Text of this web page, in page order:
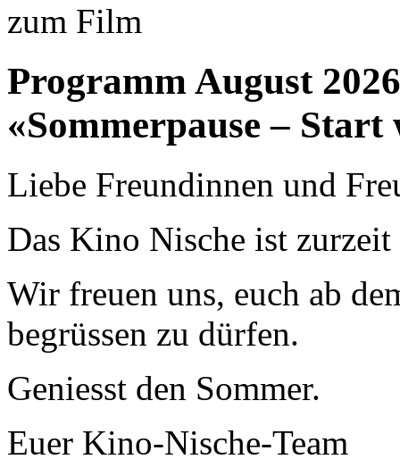
zum Film
Programm August 2026
«Sommerpause – Start
Liebe Freundinnen und
Das Kino Nische ist zurzeit
Wir freuen uns, euch ab
begrüssen zu dürfen.
Geniesst den Sommer.
Euer Kino-Nische-Team